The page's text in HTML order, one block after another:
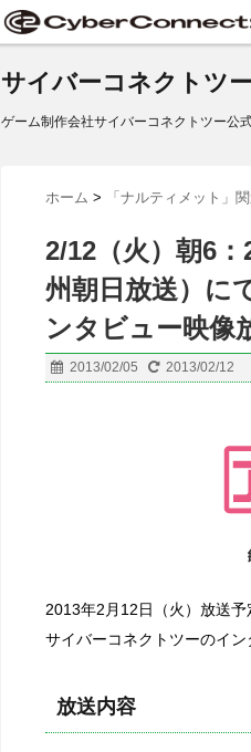
サイバーコネクトツ
ゲーム制作会社サイバーコネクトツー公
ホーム > 「ナルティメット」
2/12（火）朝6
州朝日放送）に
ンタビュー映像
2013/02/05 2013/02/12
2013年2月12日（火）放送
サイバーコネクトツーのイ
放送内容